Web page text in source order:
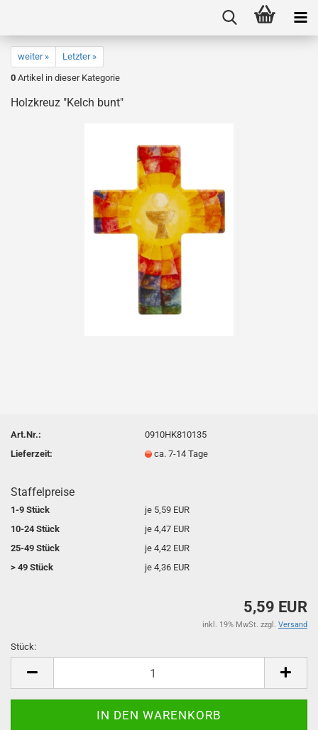
weiter »
Letzter »
0 Artikel in dieser Kategorie
Holzkreuz "Kelch bunt"
Art.Nr.:
0910HK810135
Lieferzeit:
ca. 7-14 Tage
Staffelpreise
1-9 Stück
je 5,59 EUR
10-24 Stück
je 4,47 EUR
25-49 Stück
je 4,42 EUR
> 49 Stück
je 4,36 EUR
5,59 EUR
inkl. 19% MwSt. zzgl. Versand
Stück: